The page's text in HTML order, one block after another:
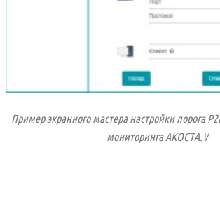
Пример экранного мастера настройки порога
мониторинга АКОСТА.V